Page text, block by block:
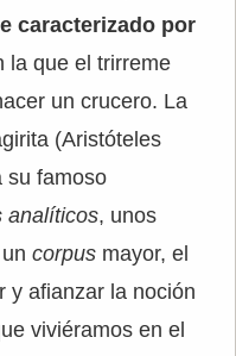
caracterizado por
la que el trirreme
un crucero. La
(Aristóteles
su famoso
analíticos, unos
corpus mayor, el
y afianzar la noción
viviéramos en el